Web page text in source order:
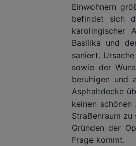
Einwohnern
befindet sich
karolingischer
Basilika und
saniert.
sowie der
beruhigen und
Asphaltdecke
keinen
Straßenraum
Gründen der
Frage kommt.